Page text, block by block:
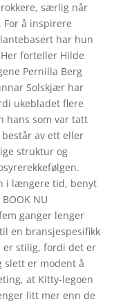
særlig når
å inspirere
har hun
forteller Hilde
Pernilla Berg
Solskjær har
ukebladet flere
hans som var tatt
av ett eller
struktur og
i længere tid, benyt
NU
ganger lenger
en bransjespesifikk
er stilig, fordi det er
slett er modent å
at Kitty-legoen
litt mer enn de